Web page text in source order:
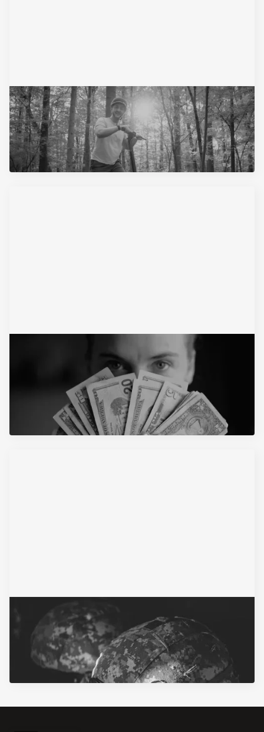
27/4/2024
Obavezna registracija vozila za
vozače električnih trotineta
Pročitajte Artikal
Usvojene izmene zakona o PDV-u:
Povećan je neoporezivi iznos
mesečne zarade
Pročitajte Artikal
Uvođenje obaveznog vojnog roka u
Srbiji: Sve što treba da znate
Pročitajte Artikal